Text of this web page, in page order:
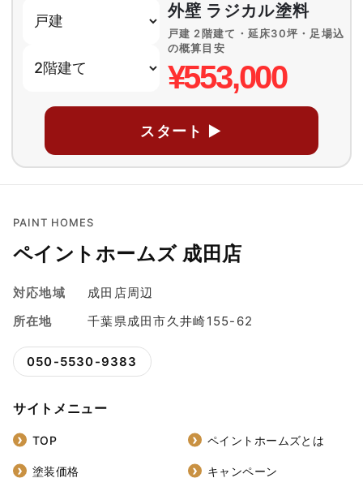
外壁 ラジカル塗料
戸建 2階建て・延床30坪・足場込
の概算目安
¥553,000
スタート ▶
PAINT HOMES
ペイントホームズ 成田店
対応地域
成田店周辺
所在地
千葉県成田市久井崎155-62
050-5530-9383
サイトメニュー
TOP ペイントホームズとは
塗装価格 キャンペーン